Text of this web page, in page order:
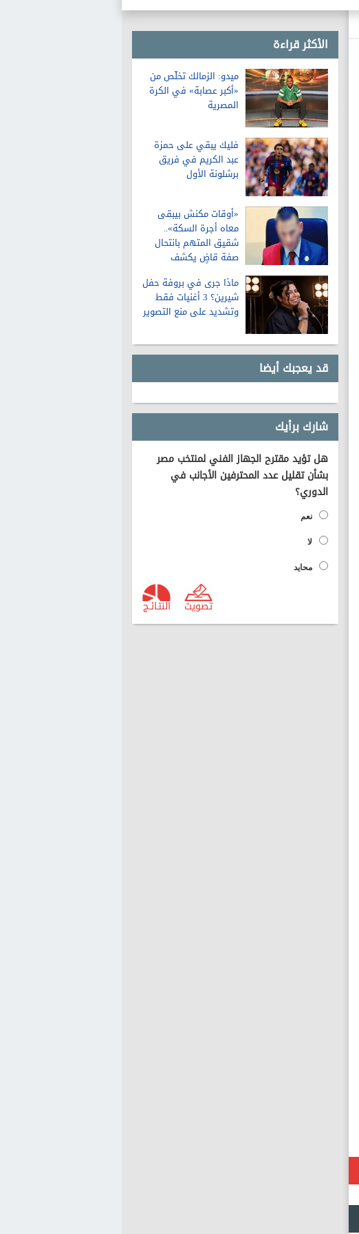
الأكثر قراءة
ميدو: الزمالك تخلّص من
«أكبر عصابة» في الكرة
المصرية
فليك يبقي على حمزة
عبد الكريم في فريق
برشلونة الأول
«أوقات مكنش بيبقى
معاه أجرة السكة»..
شقيق المتهم بانتحال
صفة قاضٍ يكشف
الواقعة
ماذا جرى في بروفة حفل
شيرين؟ 3 أغنيات فقط
وتشديد على منع التصوير
قد يعجبك أيضا
شارك برأيك
هل تؤيد مقترح الجهاز الفني لمنتخب مصر
بشأن تقليل عدد المحترفين الأجانب في
الدوري؟
نعم
لا
محايد
النتـائـج تصويت